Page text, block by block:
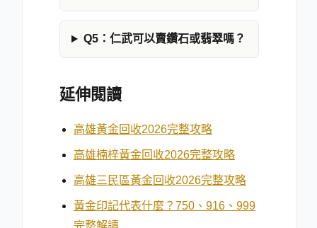
Q5：仁武可以賣鑽石或翡翠嗎？
延伸閱讀
高雄黃金回收2026完整攻略
高雄楠梓黃金回收2026完整攻略
高雄三民區黃金回收2026完整攻略
黃金印記代表什麼？750、916、999